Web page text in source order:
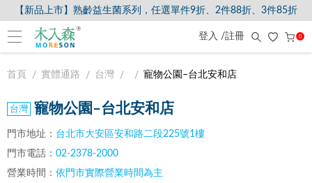
【新品上市】熟齡益生菌系列，任選單件9折、2件88折、3件85折
登入 /註冊 0
首頁 實體通路 台灣 寵物公園–台北安和店
寵物公園–台北安和店
門市地址： 台北市大安區安和路二段225號1樓
門市電話： 02-2378-2000
營業時間： 依門市實際營業時間為主